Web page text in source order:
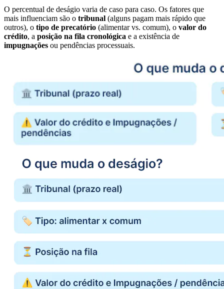
O percentual de deságio varia de caso para caso. Os fatores que
mais influenciam são o tribunal (alguns pagam mais rápido que
outros), o tipo de precatório (alimentar vs. comum), o valor do
crédito, a posição na fila cronológica e a existência de
impugnações ou pendências processuais.